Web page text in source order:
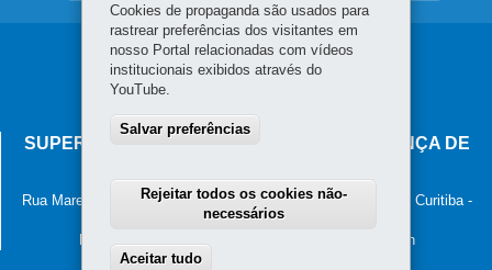
Navegação
principal
SUPERINTENDÊNCIA-GERAL DE GOVERNANÇA DE
Rua Marechal Deodoro, 806, 13º andar - Centro-80060-010 Curitiba -
PR
MAPA
Horário de atendimento: 8h30 às 12h e 13h30 às 18h
Cookies de propaganda são usados para
rastrear preferências dos visitantes em
nosso Portal relacionadas com vídeos
institucionais exibidos através do
YouTube.
Salvar preferências
Rejeitar todos os cookies não-
necessários
Aceitar tudo